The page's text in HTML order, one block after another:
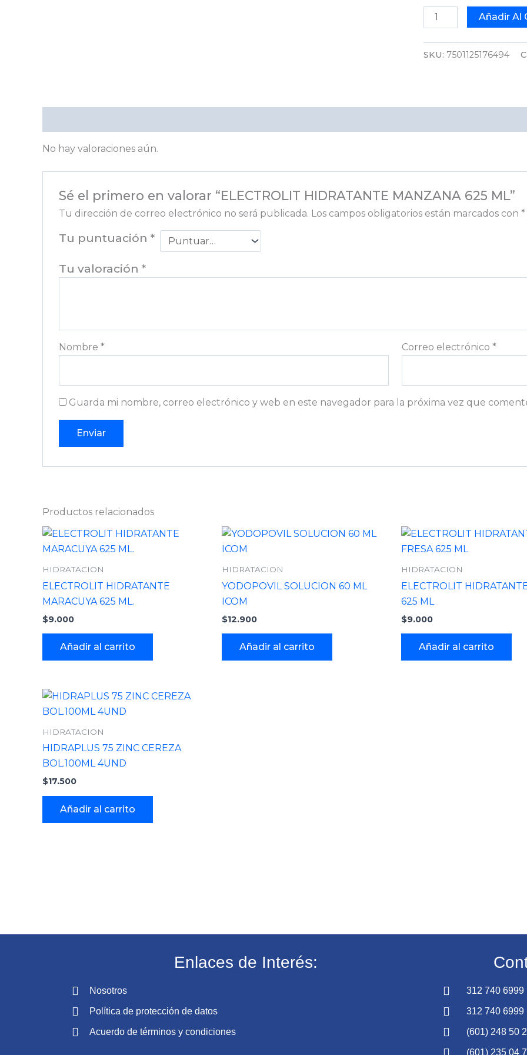
Añadir Al
SKU: 7501125176494
No hay valoraciones aún.
Sé el primero en valorar “ELECTROLIT HIDRATANTE MANZANA 625 ML”
Tu dirección de correo electrónico no será publicada. Los campos obligatorios están marcados con *
Tu puntuación *
Tu valoración *
Nombre * Correo electrónico*
Guarda mi nombre, correo electrónico y web en este navegador para la próxima vez que
Productos relacionados
HIDRATACION
ELECTROLIT HIDRATANTE
MARACUYA 625 ML.
$9.000
Añadir al carrito
HIDRATACION
YODOPOVIL SOLUCION 60 ML
ICOM
$12.900
Añadir al carrito
HIDRATACION
ELECTROLIT
625 ML
$9.000
Añadir al carrito
HIDRATACION
HIDRAPLUS 75 ZINC CEREZA
BOL.100ML 4UND
$17.500
Añadir al carrito
Enlaces de Interés:
Nosotros
Política de protección de datos
Acuerdo de términos y condiciones
312 740 6999
312 740 6999
(601) 248 50
(601) 235 04